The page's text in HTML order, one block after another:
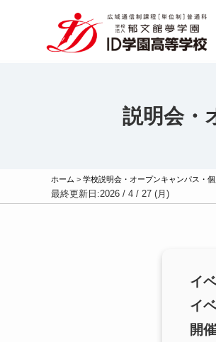
説明会・
ホーム > 学校説明会・オープンキャンパス・
最終更新日:2026 / 4 / 27 (月)
イ
イ
開